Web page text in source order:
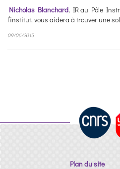
Nicholas Blanchard, IR au Pôle
l’institut, vous aidera à trouver une
09/06/2015
Plan du site